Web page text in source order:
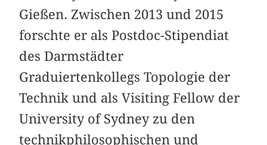
Gießen. Zwischen 2013 und 2015
forschte er als Postdoc-Stipendiat
des Darmstädter
Graduiertenkollegs Topologie der
Technik und als Visiting Fellow der
University of Sydney zu den
technikphilosophischen und